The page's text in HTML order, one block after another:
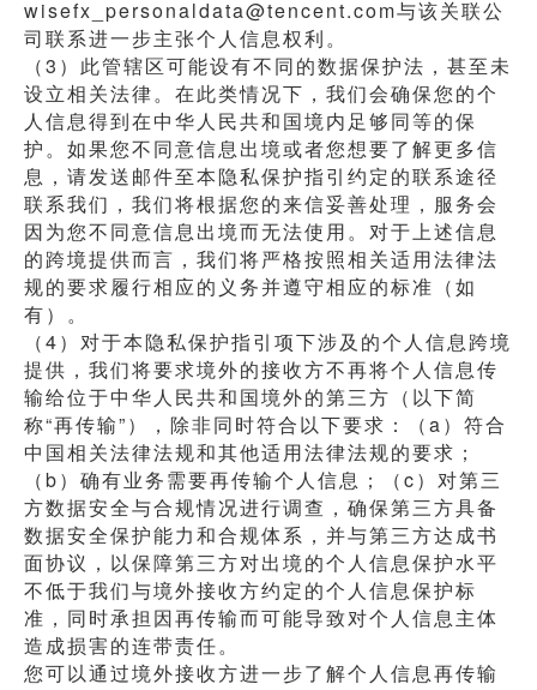
wisefx_personaldata@tencent.com与该关联公
司联系进一步主张个人信息权利。
（3）此管辖区可能设有不同的数据保护法，甚至未
设立相关法律。在此类情况下，我们会确保您的个
人信息得到在中华人民共和国境内足够同等的保
护。如果您不同意信息出境或者您想要了解更多信
息，请发送邮件至本隐私保护指引约定的联系途径
联系我们，我们将根据您的来信妥善处理，服务会
因为您不同意信息出境而无法使用。对于上述信息
的跨境提供而言，我们将严格按照相关适用法律法
规的要求履行相应的义务并遵守相应的标准（如
有）。
（4）对于本隐私保护指引项下涉及的个人信息跨境
提供，我们将要求境外的接收方不再将个人信息传
输给位于中华人民共和国境外的第三方（以下简
称“再传输”），除非同时符合以下要求：（a）符合
中国相关法律法规和其他适用法律法规的要求；
（b）确有业务需要再传输个人信息；（c）对第三
方数据安全与合规情况进行调查，确保第三方具备
数据安全保护能力和合规体系，并与第三方达成书
面协议，以保障第三方对出境的个人信息保护水平
不低于我们与境外接收方约定的个人信息保护标
准，同时承担因再传输而可能导致对个人信息主体
造成损害的连带责任。
您可以通过境外接收方进一步了解个人信息再传输